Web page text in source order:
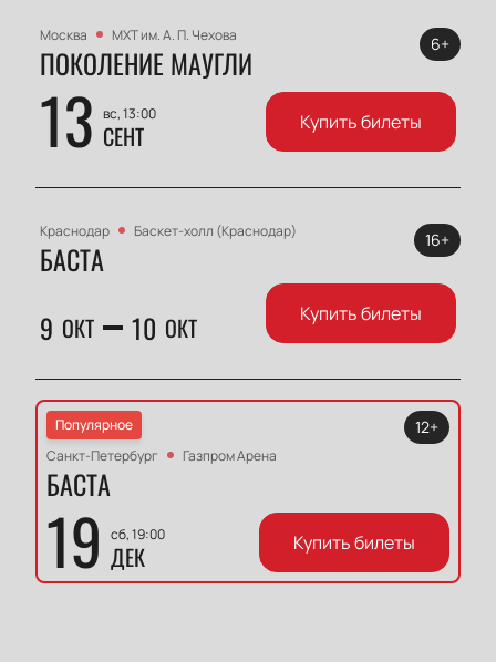
Москва МХТ им. А. П. Чехова
ПОКОЛЕНИЕ МАУГЛИ
13 вс, 13:00
СЕНТ
6+
Купить билеты
Краснодар Баскет-холл (Краснодар)
БАСТА
9 ОКТ 10 ОКТ
16+
Купить билеты
Популярное
Санкт-Петербург
Газпром Арена
БАСТА
19 сб, 19:00
ДЕК
12+
Купить билеты